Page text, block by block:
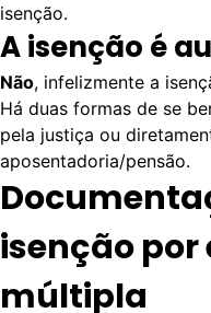
isenção.
A isenção é
Não, infelizmente a
Há duas formas de se
pela justiça ou
aposentadoria/pensão.
isenção por
múltipla